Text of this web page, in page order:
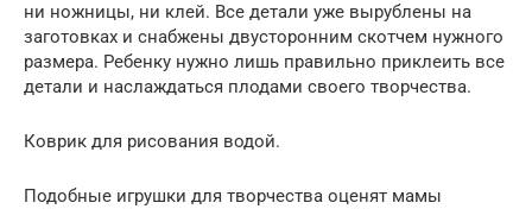
ни ножницы, ни клей. Все детали уже вырублены на
заготовках и снабжены двусторонним скотчем нужного
размера. Ребенку нужно лишь правильно приклеить все
детали и наслаждаться плодами своего творчества.
Коврик для рисования водой.
Подобные игрушки для творчества оценят мамы